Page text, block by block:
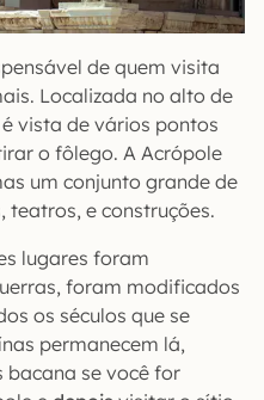
de quem visita
Localizada no alto de
vista de vários pontos
o fôlego. A Acrópole
um conjunto grande de
teatros, e construções.
lugares foram
foram modificados
os séculos que se
permanecem lá,
bacana se você for